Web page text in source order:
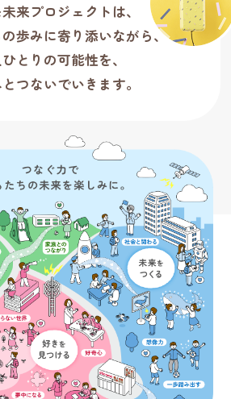
来プロジェクトは、
歩みに寄り添いながら、
とりの可能性を、
つないでいきます。